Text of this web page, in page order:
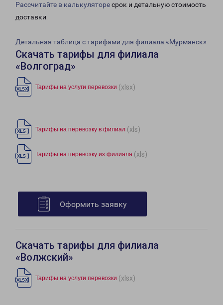
Рассчитайте в калькуляторесрок и детальную стоимость
доставки.
Детальная таблица с тарифами для филиала «Мурманск»
Скачать тарифы для филиала
«Волгоград»
Тарифы на услуги перевозки (xlsx)
Тарифы на перевозку в филиал (xls)
Тарифы на перевозку из филиала (xls)
Оформить заявку
Скачать тарифы для филиала
«Волжский»
Тарифы на услуги перевозки (xlsx)